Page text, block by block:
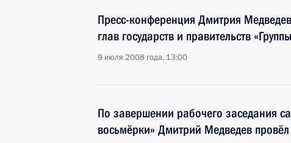
Пресс-конференция Дмитрия
глав государств и правительств
9 июля 2008 года, 13:00
По завершении рабочего заседания
восьмёрки» Дмитрий Медведев